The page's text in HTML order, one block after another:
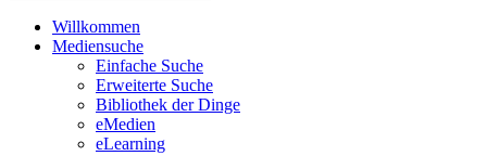
Willkommen
Mediensuche
Einfache Suche
Erweiterte Suche
Bibliothek der Dinge
eMedien
eLearning